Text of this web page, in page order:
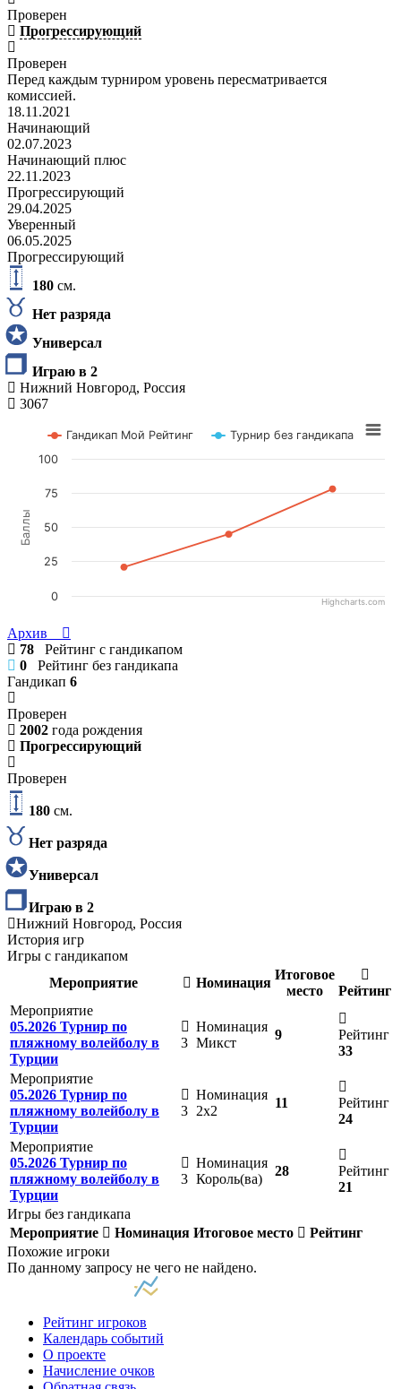
Проверен
Прогрессирующий
Проверен
Перед каждым турниром уровень пересматривается
комиссией.
18.11.2021
Начинающий
02.07.2023
Начинающий плюс
22.11.2023
Прогрессирующий
29.04.2025
Уверенный
06.05.2025
Прогрессирующий
180 см.
Нет разряда
Универсал
Играю в 2
Нижний Новгород, Россия
3067
Баллы
Гандикап Мой Рейтинг Турнир без гандикапа
0
25
50
75
100
Highcharts.com
Архив
78 Рейтинг с гандикапом
0 Рейтинг без гандикапа
Гандикап 6
Проверен
2002 года рождения
Прогрессирующий
Проверен
180 см.
Нет разряда
Универсал
Играю в 2
Нижний Новгород, Россия
История игр
Игры с гандикапом
Мероприятие
Номинация
Итоговое
место
Рейтинг
Мероприятие
05.2026 Турнир по
пляжному волейболу в
Турции
3
Номинация
Микст
9
Рейтинг
33
Мероприятие
05.2026 Турнир по
пляжному волейболу в
Турции
3
Номинация
2х2
11
Рейтинг
24
Мероприятие
05.2026 Турнир по
пляжному волейболу в
Турции
3
Номинация
Король(ва)
28
Рейтинг
21
Игры без гандикапа
Мероприятие
Номинация Итоговое место
Рейтинг
Похожие игроки
По данному запросу не чего не найдено.
Рейтинг игроков
Календарь событий
О проекте
Начисление очков